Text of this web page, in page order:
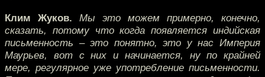
Клим Жуков. Мы это можем примерно, конечно,
сказать, потому что когда появляется индийская
письменность – это понятно, это у нас Империя
Маурьев, вот с них и начинается, ну по крайней
мере, регулярное уже употребление письменности.